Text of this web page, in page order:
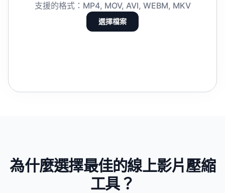
支援的格式：MP4, MOV, AVI, WEBM, MKV
選擇檔案
為什麼選擇最佳的線上影片壓縮
工具？